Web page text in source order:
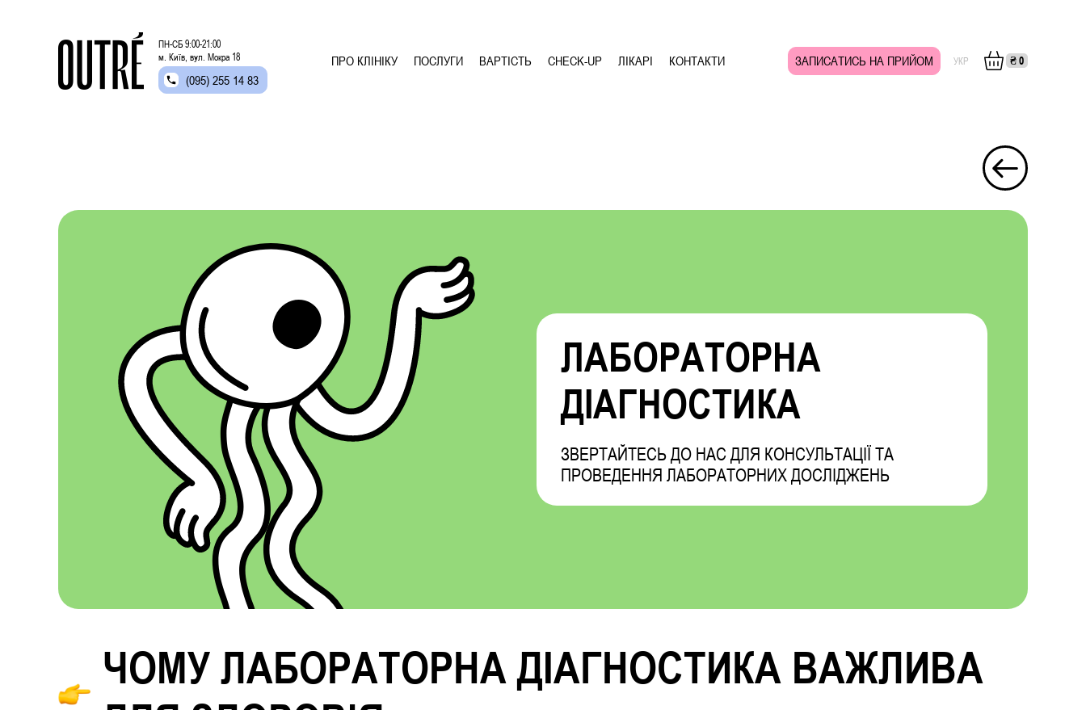
ПН-СБ 9:00-21:00
м. Київ, вул. Мокра 18
(095) 255 14 83
ПРО КЛІНІКУ ПОСЛУГИ ВАРТІСТЬ CHECK-UP ЛІКАРІ КОНТАКТИ ЗАПИСАТИСЬ НА ПРИЙОМ УКР ₴0
ЛАБОРАТОРНА
ДІАГНОСТИКА
ЗВЕРТАЙТЕСЬ ДО НАС ДЛЯ КОНСУЛЬТАЦІЇ ТА
ПРОВЕДЕННЯ ЛАБОРАТОРНИХ ДОСЛІДЖЕНЬ
ЧОМУ ЛАБОРАТОРНА ДІАГНОСТИКА ВАЖЛИВА